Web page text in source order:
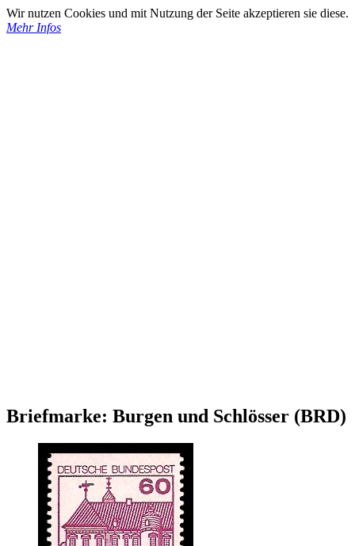
Wir nutzen Cookies und mit Nutzung der Seite akzeptieren sie diese.
Mehr Infos
Briefmarke: Burgen und Schlösser (BRD)